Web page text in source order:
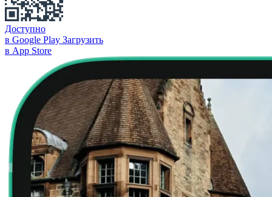
Доступно
в Google Play Загрузить
в App Store